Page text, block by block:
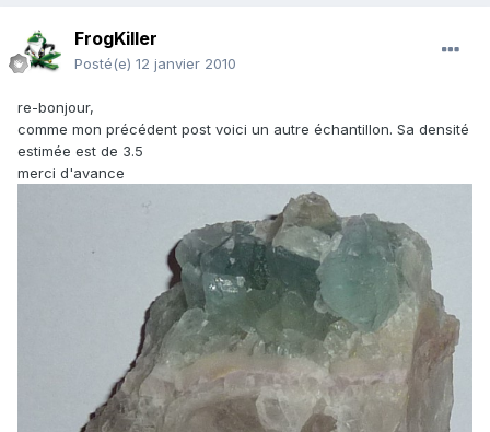
FrogKiller
Posté(e) 12 janvier 2010
re-bonjour,
comme mon précédent post voici un autre échantillon. Sa densité
estimée est de 3.5
merci d'avance